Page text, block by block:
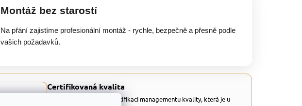
Montáž bez starostí
Na přání zajistíme profesionální montáž - rychle, bezpečně a přesně podle
vašich požadavků.
Certifikovaná kvalita
Trestles a.s. disponuje certifikací managementu kvality, která je u